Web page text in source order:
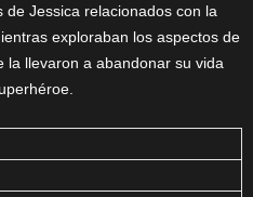
Jessica relacionados con la
exploraban los aspectos de
la llevaron a abandonar su vida